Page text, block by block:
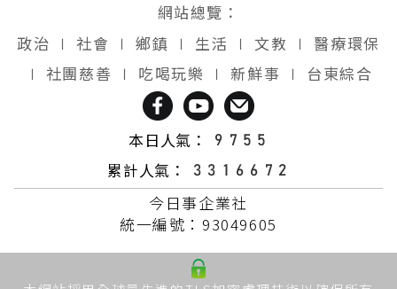
網站總覽：
政治 ∣ 社會 ∣ 鄉鎮 ∣ 生活 ∣ 文教 ∣
醫療環保
∣ 社團慈善 ∣ 吃喝玩樂 ∣ 新鮮事 ∣ 台東綜合
本日人氣：
累計人氣：
今日事企業社
統一編號：93049605